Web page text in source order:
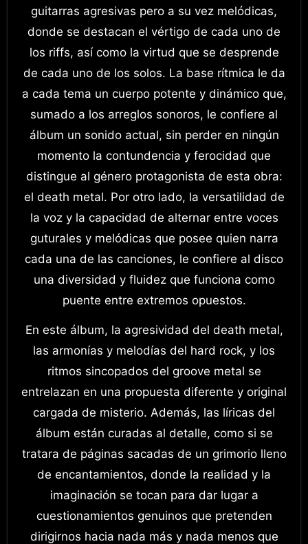
guitarras agresivas pero a su vez melódicas,
donde se destacan el vértigo de cada uno de
los riffs, así como la virtud que se desprende
de cada uno de los solos. La base rítmica le da
a cada tema un cuerpo potente y dinámico que,
sumado a los arreglos sonoros, le confiere al
álbum un sonido actual, sin perder en ningún
momento la contundencia y ferocidad que
distingue al género protagonista de esta obra:
el death metal. Por otro lado, la versatilidad de
la voz y la capacidad de alternar entre voces
guturales y melódicas que posee quien narra
cada una de las canciones, le confiere al disco
una diversidad y fluidez que funciona como
puente entre extremos opuestos.
En este álbum, la agresividad del death metal,
las armonías y melodías del hard rock, y los
ritmos sincopados del groove metal se
entrelazan en una propuesta diferente y original
cargada de misterio. Además, las líricas del
álbum están curadas al detalle, como si se
tratara de páginas sacadas de un grimorio lleno
de encantamientos, donde la realidad y la
imaginación se tocan para dar lugar a
cuestionamientos genuinos que pretenden
dirigirnos hacia nada más y nada menos que